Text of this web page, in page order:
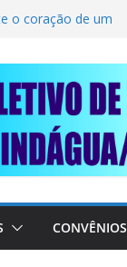
NOSSO
RN! 📢
com o Ministro
CONVÊNIOS